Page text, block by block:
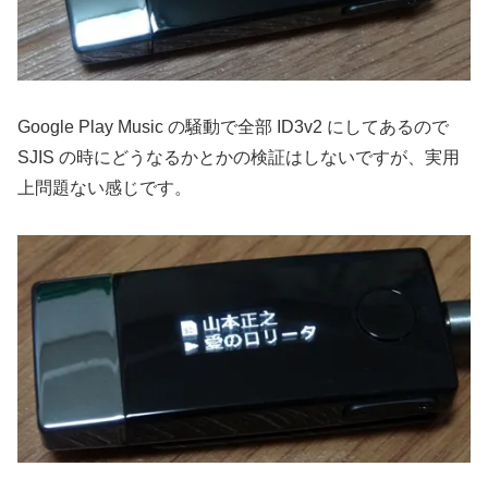
Google Play Music の騒動で全部 ID3v2 にしてあるので
SJIS の時にどうなるかとかの検証はしないですが、実用
上問題ない感じです。